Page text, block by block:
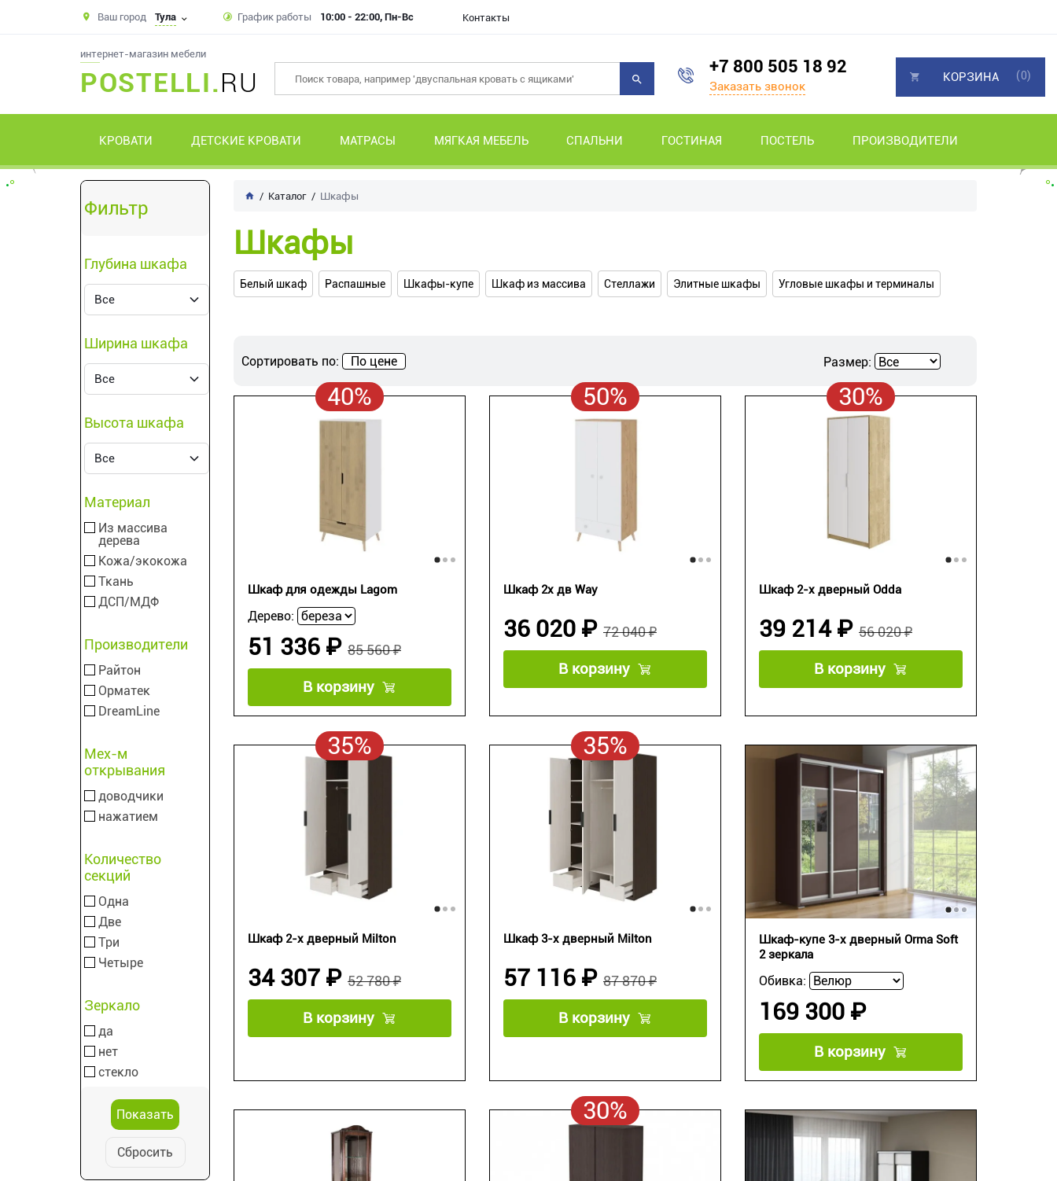
Ваш город Тула График работы 10:00 - 22:00, Пн-Вс Контакты
интернет-магазин мебели
POSTELLI.RU
+7 800 505 18 92
Заказать звонок
КРОВАТИ ДЕТСКИЕ КРОВАТИ МАТРАСЫ МЯГКАЯ МЕБЕЛЬ СПАЛЬНИ ГОСТИНАЯ ПОСТЕЛЬ ПРОИЗВОДИТЕЛИ
КОРЗИНА (0)
Фильтр
Глубина шкафа
Ширина шкафа
Высота шкафа
Материал
Из массива
дерева
Кожа/экокожа
Ткань
ДСП/МДФ
Производители
Райтон
Орматек
DreamLine
Мех-м
открывания
доводчики
нажатием
Количество
секций
Одна
Две
Три
Четыре
Зеркало
да
нет
стекло
Сбросить
Каталог Шкафы
Шкафы
Белый шкаф Распашные Шкафы-купе Шкаф из массива Стеллажи Элитные шкафы Угловые шкафы и терминалы
Сортировать по: По цене Размер:
40%
Шкаф для одежды Lagom
Дерево:
85 560 ₽
51 336 ₽
В корзину
50%
Шкаф 2х дв Way
72 040 ₽
36 020 ₽
В корзину
30%
Шкаф 2-х дверный Odda
56 020 ₽
39 214 ₽
В корзину
35%
Шкаф 2-х дверный Milton
52 780 ₽
34 307 ₽
В корзину
35%
Шкаф 3-х дверный Milton
87 870 ₽
57 116 ₽
В корзину
Шкаф-купе 3-х дверный Orma Soft
2 зеркала
Обивка:
169 300 ₽
В корзину
30%